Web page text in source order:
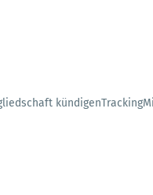
kündigenTracking